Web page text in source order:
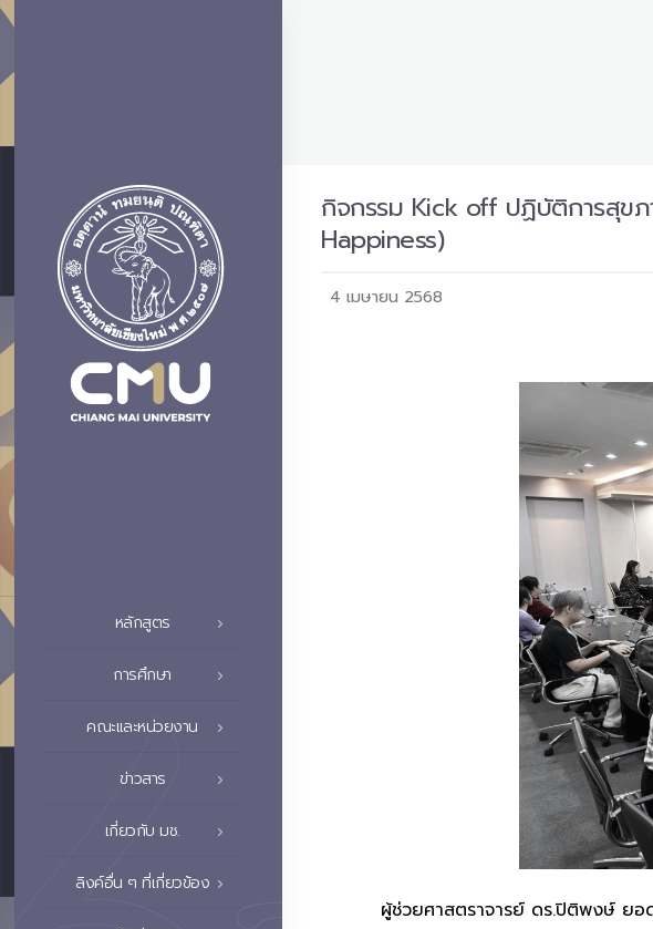
หลักสูตร
การศึกษา
คณะและหน่วยงาน
ข่าวสาร
เกี่ยวกับ มช.
ลิงค์อื่น ๆ ที่เกี่ยวข้อง
กิจกรรม Kick off ปฏิบัติการสุข
Happiness)
4 เมษายน 2568
ผู้ช่วยศาสตราจารย์ ดร.ปิติพงษ์ ยอดมง